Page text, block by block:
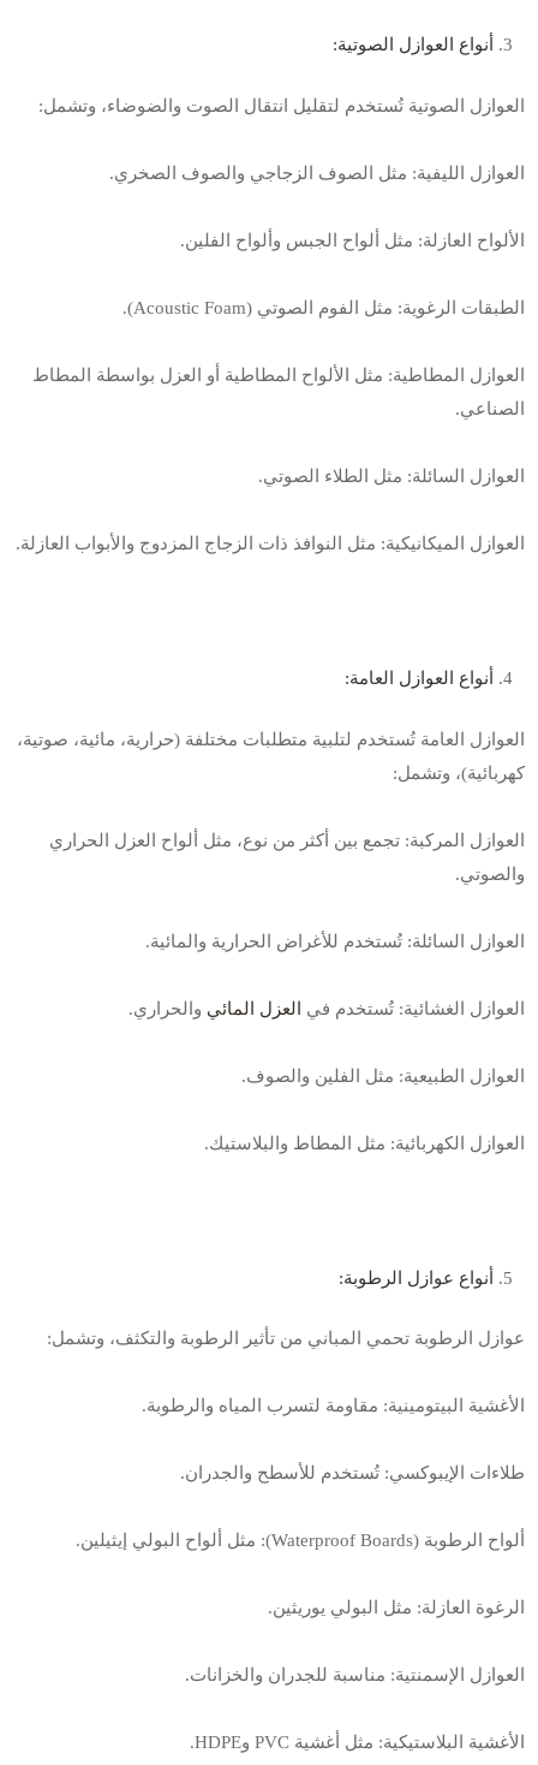
أنواع العوازل الصوتية:
العوازل الصوتية تُستخدم لتقليل انتقال الصوت والضوضاء، وتشمل:
العوازل الليفية: مثل الصوف الزجاجي والصوف الصخري.
الألواح العازلة: مثل ألواح الجبس وألواح الفلين.
الطبقات الرغوية: مثل الفوم الصوتي (Acoustic Foam).
العوازل المطاطية: مثل الألواح المطاطية أو العزل بواسطة المطاط
الصناعي.
العوازل السائلة: مثل الطلاء الصوتي.
العوازل الميكانيكية: مثل النوافذ ذات الزجاج المزدوج والأبواب العازلة.
أنواع العوازل العامة:
العوازل العامة تُستخدم لتلبية متطلبات مختلفة (حرارية، مائية، صوتية،
كهربائية)، وتشمل:
العوازل المركبة: تجمع بين أكثر من نوع، مثل ألواح العزل الحراري
والصوتي.
العوازل السائلة: تُستخدم للأغراض الحرارية والمائية.
العوازل الغشائية: تُستخدم في العزل المائي والحراري.
العوازل الطبيعية: مثل الفلين والصوف.
العوازل الكهربائية: مثل المطاط والبلاستيك.
أنواع عوازل الرطوبة:
عوازل الرطوبة تحمي المباني من تأثير الرطوبة والتكثف، وتشمل:
الأغشية البيتومينية: مقاومة لتسرب المياه والرطوبة.
طلاءات الإيبوكسي: تُستخدم للأسطح والجدران.
ألواح الرطوبة (Waterproof Boards): مثل ألواح البولي إيثيلين.
الرغوة العازلة: مثل البولي يوريثين.
العوازل الإسمنتية: مناسبة للجدران والخزانات.
الأغشية البلاستيكية: مثل أغشية PVC وHDPE.